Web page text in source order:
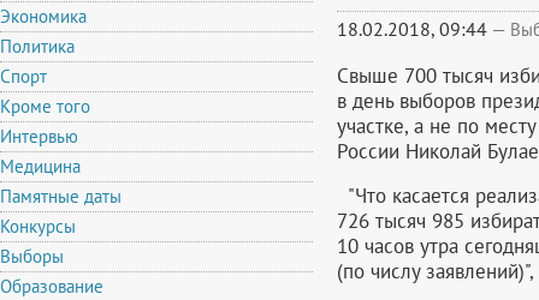
Экономика
Политика
Спорт
Кроме того
Интервью
Медицина
Памятные даты
Конкурсы
Выборы
Образование
18.02.2018, 09:44 —
Свыше 700 тысяч
в день выборов
участке, а не по
России Николай
"Что касается
726 тысяч 985
10 часов утра
(по числу